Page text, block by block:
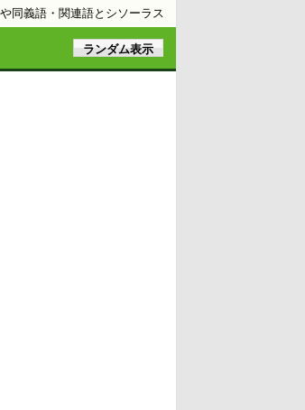
同義語・関連語とシソーラス